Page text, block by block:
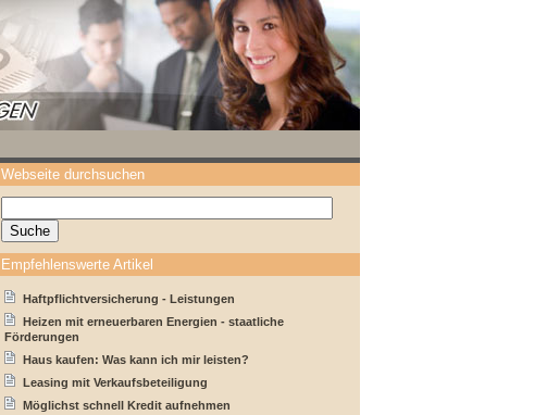
Webseite durchsuchen
Empfehlenswerte Artikel
Haftpflichtversicherung - Leistungen
Heizen mit erneuerbaren Energien - staatliche
Förderungen
Haus kaufen: Was kann ich mir leisten?
Leasing mit Verkaufsbeteiligung
Möglichst schnell Kredit aufnehmen